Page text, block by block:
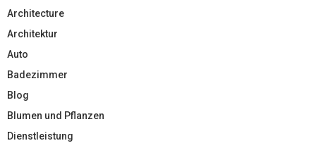
Architecture
Architektur
Auto
Badezimmer
Blog
Blumen und Pflanzen
Dienstleistung